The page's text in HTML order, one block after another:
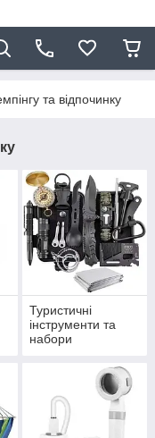
та відпочинку
Туристичні
інструменти та
набори